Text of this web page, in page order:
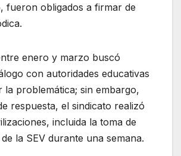
fueron obligados a firmar de
enero y marzo buscó
con autoridades educativas
la problemática; sin embargo,
respuesta, el sindicato realizó
incluida la toma de
la SEV durante una semana.